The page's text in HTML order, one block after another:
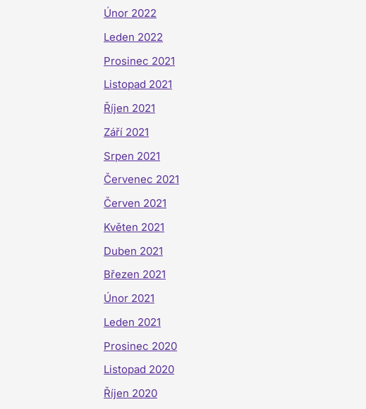
Únor 2022
Leden 2022
Prosinec 2021
Listopad 2021
Říjen 2021
Září 2021
Srpen 2021
Červenec 2021
Červen 2021
Květen 2021
Duben 2021
Březen 2021
Únor 2021
Leden 2021
Prosinec 2020
Listopad 2020
Říjen 2020